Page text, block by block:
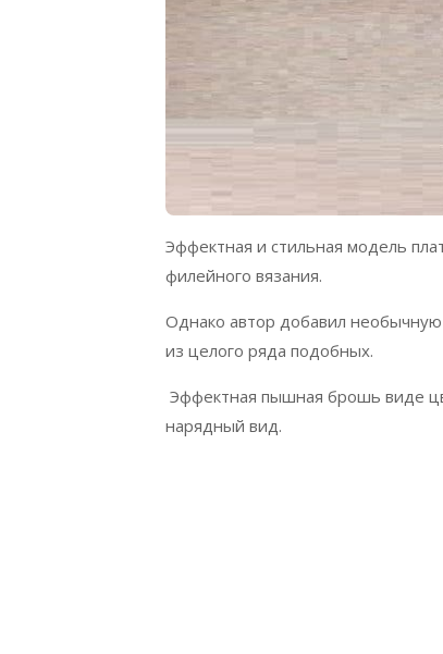
Эффектная и стильная модель
филейного вязания.
Однако автор добавил необычную
из целого ряда подобных.
Эффектная пышная брошь виде
нарядный вид.